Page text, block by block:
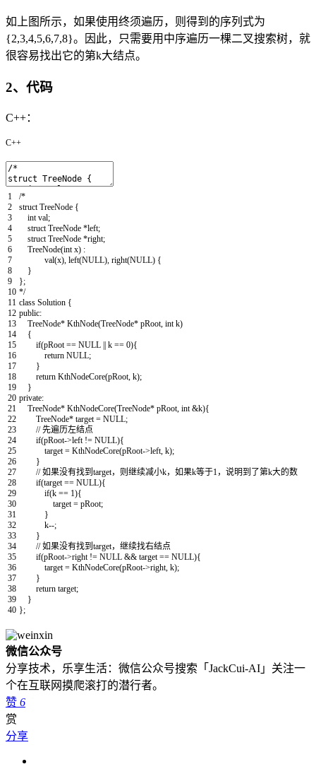
如上图所示，如果使用终须遍历，则得到的序列式为
{2,3,4,5,6,7,8}。因此，只需要用中序遍历一棵二叉搜索树，就
很容易找出它的第k大结点。
2、代码
C++：
C++
1
2
3
4
5
6
7
8
9
10
11
12
13
14
15
16
17
18
19
20
21
22
23
24
25
26
27
28
29
30
31
32
33
34
35
36
37
38
39
40
/*
struct TreeNode {
int val;
struct TreeNode *left;
struct TreeNode *right;
TreeNode(int x) :
val(x), left(NULL), right(NULL) {
}
};
*/
class Solution {
public:
TreeNode* KthNode(TreeNode* pRoot, int k)
{
if(pRoot == NULL k == 0){
return NULL;
}
return KthNodeCore(pRoot, k);
}
private:
TreeNode* KthNodeCore(TreeNode* pRoot, int &k){
TreeNode* target = NULL;
// 先遍历左结点
if(pRoot->left != NULL){
target = KthNodeCore(pRoot->left, k);
}
// 如果没有找到target，则继续减小k，如果k等于1，说明到了第k大的数
if(target == NULL){
if(k == 1){
target = pRoot;
}
k--;
}
// 如果没有找到target，继续找右结点
if(pRoot->right != NULL && target == NULL){
target = KthNodeCore(pRoot->right, k);
}
return target;
}
};
微信公众号
分享技术，乐享生活：微信公众号搜索「JackCui-AI」关注一
个在互联网摸爬滚打的潜行者。
赞 6
赏
分享